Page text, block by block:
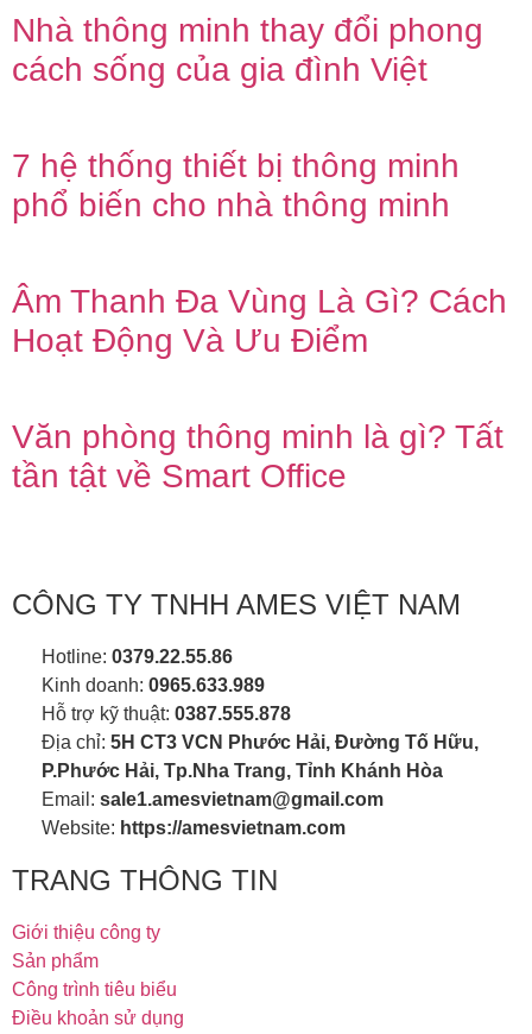
Nhà thông minh thay đổi phong
cách sống của gia đình Việt
7 hệ thống thiết bị thông minh
phổ biến cho nhà thông minh
Âm Thanh Đa Vùng Là Gì? Cách
Hoạt Động Và Ưu Điểm
Văn phòng thông minh là gì? Tất
tần tật về Smart Office
CÔNG TY TNHH AMES VIỆT NAM
Hotline: 0379.22.55.86
Kinh doanh: 0965.633.989
Hỗ trợ kỹ thuật: 0387.555.878
Địa chỉ: 5H CT3 VCN Phước Hải, Đường Tố Hữu,
P.Phước Hải, Tp.Nha Trang, Tỉnh Khánh Hòa
Email: sale1.amesvietnam@gmail.com
Website: https://amesvietnam.com
TRANG THÔNG TIN
Giới thiệu công ty
Sản phẩm
Công trình tiêu biểu
Điều khoản sử dụng